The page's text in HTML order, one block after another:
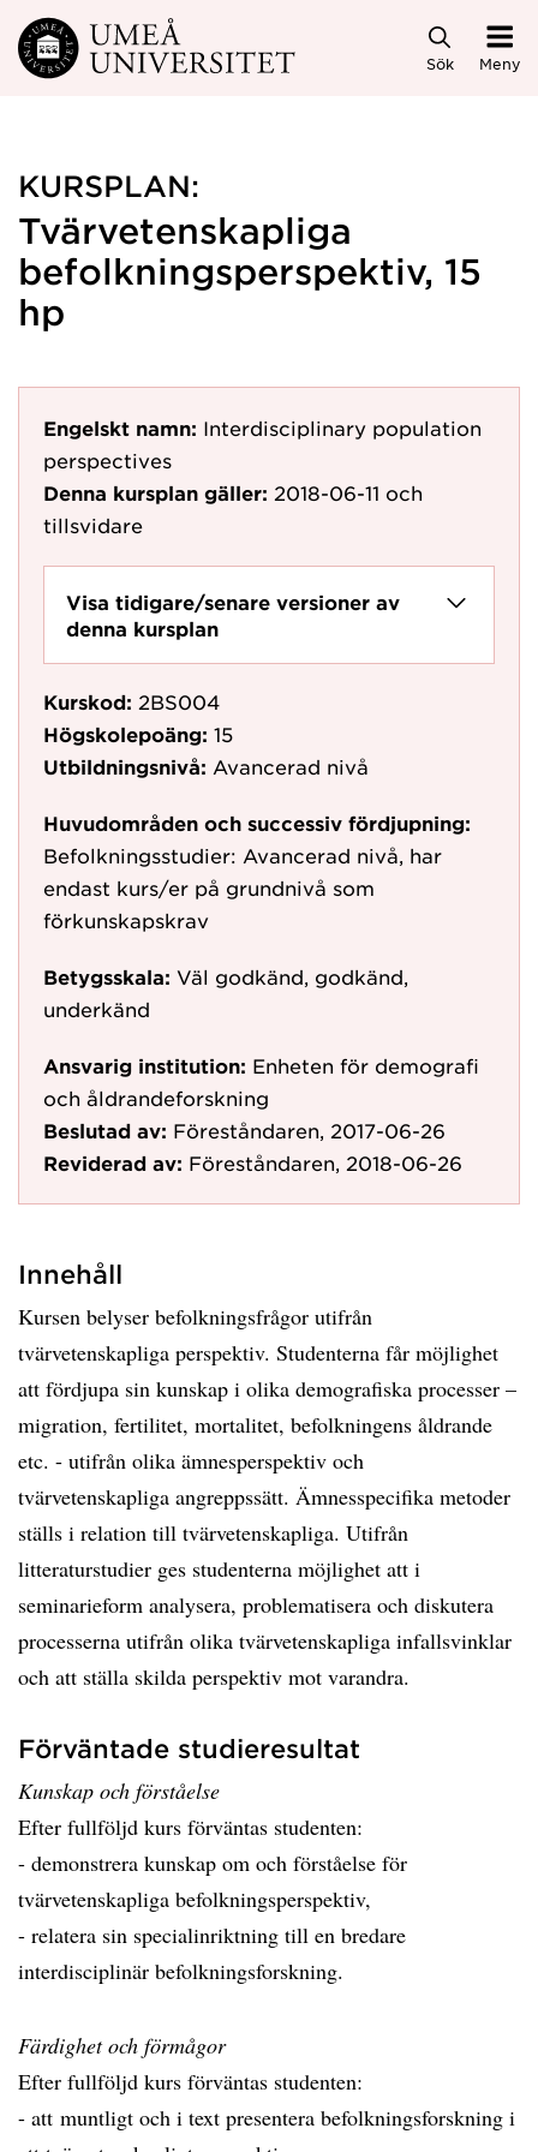
Hoppa direkt till innehållet
Sök Meny
KURSPLAN:
Tvärvetenskapliga
befolkningsperspektiv, 15
hp
Engelskt namn: Interdisciplinary population
perspectives
Denna kursplan gäller: 2018-06-11 och
tillsvidare
Visa tidigare/senare versioner av
denna kursplan
Kurskod: 2BS004
Högskolepoäng: 15
Utbildningsnivå: Avancerad nivå
Huvudområden och successiv fördjupning:
Befolkningsstudier: Avancerad nivå, har
endast kurs/er på grundnivå som
förkunskapskrav
Betygsskala: Väl godkänd, godkänd,
underkänd
Ansvarig institution: Enheten för demografi
och åldrandeforskning
Beslutad av: Föreståndaren, 2017-06-26
Reviderad av: Föreståndaren, 2018-06-26
Innehåll
Kursen belyser befolkningsfrågor utifrån
tvärvetenskapliga perspektiv. Studenterna får möjlighet
att fördjupa sin kunskap i olika demografiska processer –
migration, fertilitet, mortalitet, befolkningens åldrande
etc. - utifrån olika ämnesperspektiv och
tvärvetenskapliga angreppssätt. Ämnesspecifika metoder
ställs i relation till tvärvetenskapliga. Utifrån
litteraturstudier ges studenterna möjlighet att i
seminarieform analysera, problematisera och diskutera
processerna utifrån olika tvärvetenskapliga infallsvinklar
och att ställa skilda perspektiv mot varandra.
Förväntade studieresultat
Kunskap och förståelse
Efter fullföljd kurs förväntas studenten:
- demonstrera kunskap om och förståelse för
tvärvetenskapliga befolkningsperspektiv,
- relatera sin specialinriktning till en bredare
interdisciplinär befolkningsforskning.
Färdighet och förmågor
Efter fullföljd kurs förväntas studenten:
- att muntligt och i text presentera befolkningsforskning i